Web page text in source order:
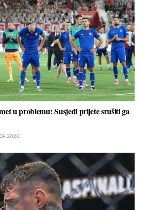
u problemu: Susjedi prijete srušiti ga
2026.